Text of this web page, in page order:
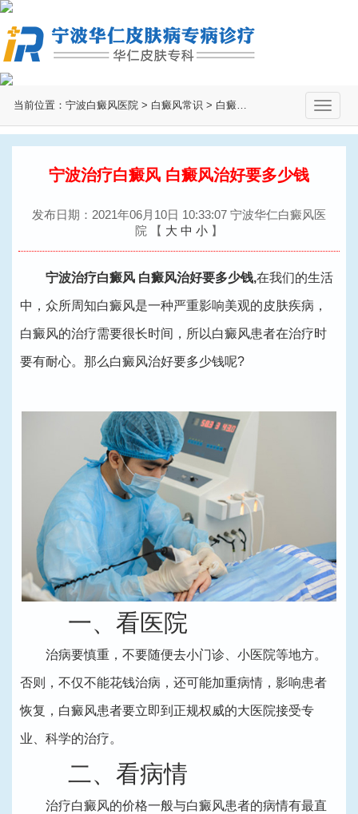
当前位置： 宁波白癜风医院 > 白癜风常识 > 白癜风治疗
切
换
宁波治疗白癜风 白癜风治好要多少钱
发布日期：2021年06月10日 10:33:07 宁波华仁白癜风医
院
【 大 中 小 】
宁波治疗白癜风 白癜风治好要多少钱,在我们的生活
中，众所周知白癜风是一种严重影响美观的皮肤疾病，
白癜风的治疗需要很长时间，所以白癜风患者在治疗时
要有耐心。那么白癜风治好要多少钱呢?
一、看医院
治病要慎重，不要随便去小门诊、小医院等地方。
否则，不仅不能花钱治病，还可能加重病情，影响患者
恢复，白癜风患者要立即到正规权威的大医院接受专
业、科学的治疗。
二、看病情
治疗白癜风的价格一般与白癜风患者的病情有最直